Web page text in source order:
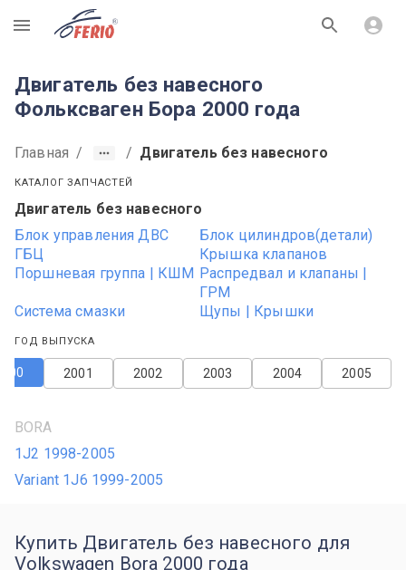
R
Двигатель без навесного
Фольксваген Бора 2000 года
Главная / / Двигатель без навесного
КАТАЛОГ ЗАПЧАСТЕЙ
Двигатель без навесного
Блок управления ДВС
Блок цилиндров(детали)
ГБЦ
Крышка клапанов
Поршневая группа | КШМ Распредвал и клапаны |
ГРМ
Система смазки
Щупы | Крышки
ГОД ВЫПУСКА
2005
2004
2003
2002
2001
BORA
1J2 1998-2005
Variant 1J6 1999-2005
Купить Двигатель без навесного для
Volkswagen Bora 2000 года